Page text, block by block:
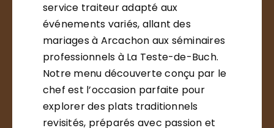
service traiteur adapté aux
événements variés, allant des
mariages à Arcachon aux séminaires
professionnels à La Teste-de-Buch.
Notre menu découverte conçu par le
chef est l’occasion parfaite pour
explorer des plats traditionnels
revisités, préparés avec passion et